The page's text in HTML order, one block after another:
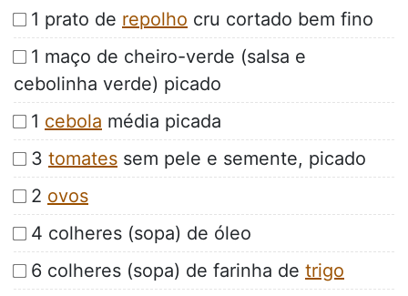
1 prato de repolho cru cortado bem fino
1 maço de cheiro-verde (salsa e
cebolinha verde) picado
1 cebola média picada
3 tomates sem pele e semente, picado
2 ovos
4 colheres (sopa) de óleo
6 colheres (sopa) de farinha de trigo